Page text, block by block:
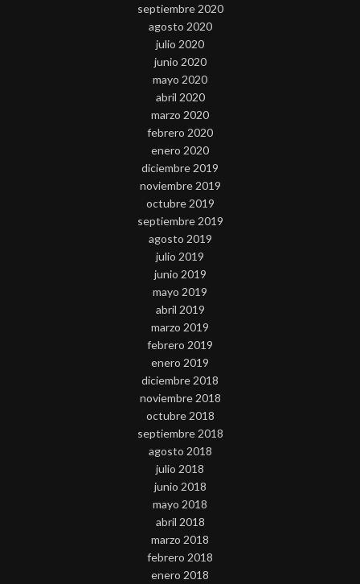
septiembre 2020
agosto 2020
julio 2020
junio 2020
mayo 2020
abril 2020
marzo 2020
febrero 2020
enero 2020
diciembre 2019
noviembre 2019
octubre 2019
septiembre 2019
agosto 2019
julio 2019
junio 2019
mayo 2019
abril 2019
marzo 2019
febrero 2019
enero 2019
diciembre 2018
noviembre 2018
octubre 2018
septiembre 2018
agosto 2018
julio 2018
junio 2018
mayo 2018
abril 2018
marzo 2018
febrero 2018
enero 2018